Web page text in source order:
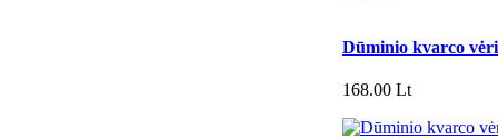
Dūminio kvarco
168.00 Lt